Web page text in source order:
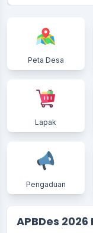
Peta Desa
Lapak
Pengaduan
APBDes